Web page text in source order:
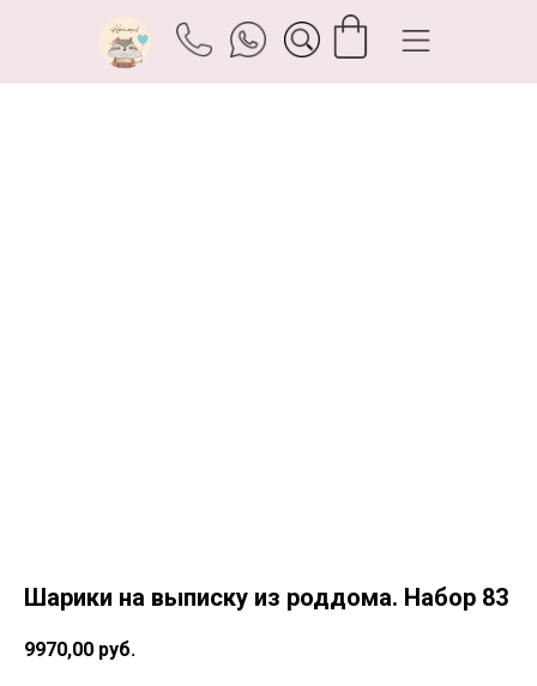
Шарики на выписку из роддома. Набор 83
9970,00 руб.